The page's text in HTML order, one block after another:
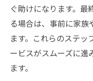
ぐ助けになります。最
る場合は、事前に家
ます。これらのステ
ービスがスムーズに進
ます。